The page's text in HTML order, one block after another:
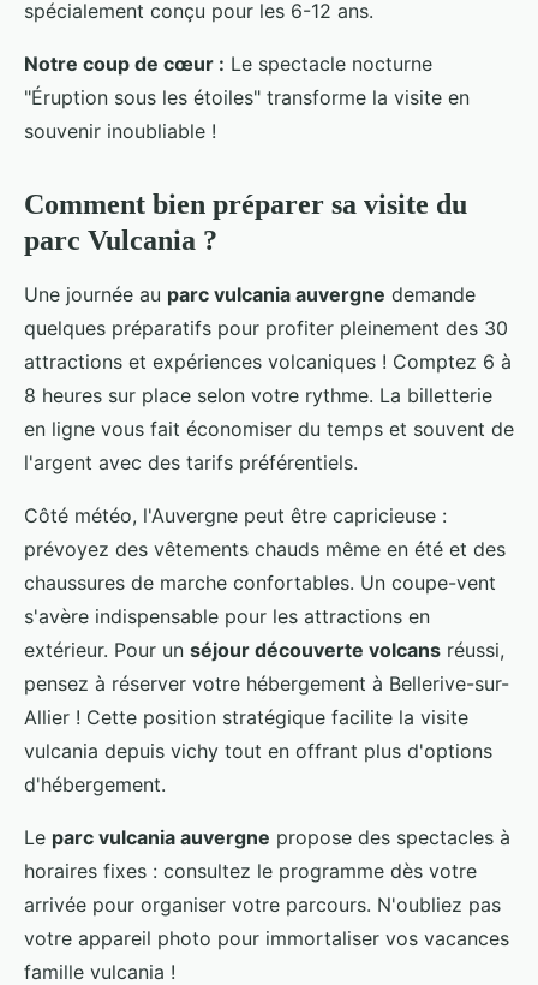
spécialement conçu pour les 6-12 ans.
Notre coup de cœur : Le spectacle nocturne
"Éruption sous les étoiles" transforme la visite en
souvenir inoubliable !
Comment bien préparer sa visite du
parc Vulcania ?
Une journée au parc vulcania auvergne demande
quelques préparatifs pour profiter pleinement des 30
attractions et expériences volcaniques ! Comptez 6 à
8 heures sur place selon votre rythme. La billetterie
en ligne vous fait économiser du temps et souvent de
l'argent avec des tarifs préférentiels.
Côté météo, l'Auvergne peut être capricieuse :
prévoyez des vêtements chauds même en été et des
chaussures de marche confortables. Un coupe-vent
s'avère indispensable pour les attractions en
extérieur. Pour un séjour découverte volcans réussi,
pensez à réserver votre hébergement à Bellerive-sur-
Allier ! Cette position stratégique facilite la visite
vulcania depuis vichy tout en offrant plus d'options
d'hébergement.
Le parc vulcania auvergne propose des spectacles à
horaires fixes : consultez le programme dès votre
arrivée pour organiser votre parcours. N'oubliez pas
votre appareil photo pour immortaliser vos vacances
famille vulcania !